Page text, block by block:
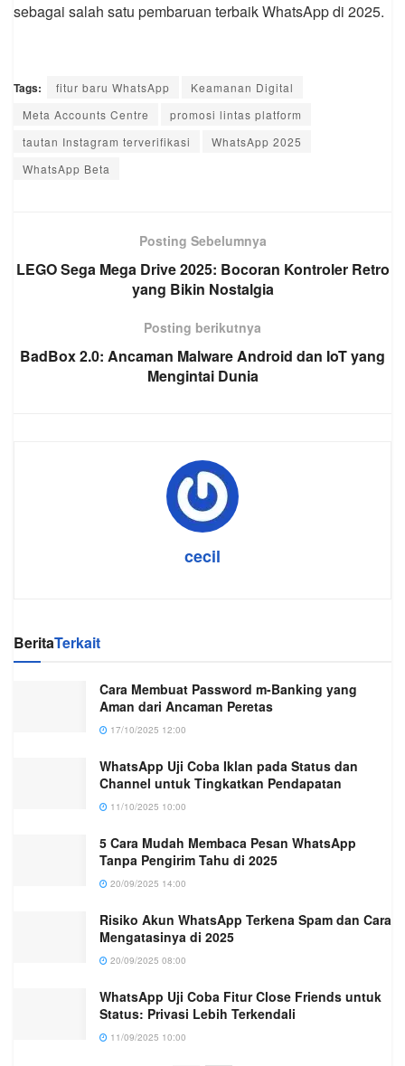
sebagai salah satu pembaruan terbaik WhatsApp di 2025.
Tags: fitur baru WhatsApp
Keamanan Digital
Meta Accounts Centre
promosi lintas platform
tautan Instagram terverifikasi
WhatsApp 2025
WhatsApp Beta
Posting Sebelumnya
LEGO Sega Mega Drive 2025: Bocoran Kontroler Retro
yang Bikin Nostalgia
Posting berikutnya
BadBox 2.0: Ancaman Malware Android dan IoT yang
Mengintai Dunia
cecil
BeritaTerkait
Cara Membuat Password m-Banking yang
Aman dari Ancaman Peretas
17/10/2025 12:00
WhatsApp Uji Coba Iklan pada Status dan
Channel untuk Tingkatkan Pendapatan
11/10/2025 10:00
5 Cara Mudah Membaca Pesan WhatsApp
Tanpa Pengirim Tahu di 2025
20/09/2025 14:00
Risiko Akun WhatsApp Terkena Spam dan Cara
Mengatasinya di 2025
20/09/2025 08:00
WhatsApp Uji Coba Fitur Close Friends untuk
Status: Privasi Lebih Terkendali
11/09/2025 10:00